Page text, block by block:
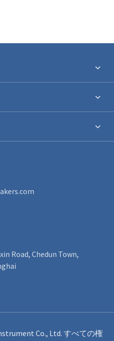
Road, Chedun Town,
Co., Ltd. すべての権